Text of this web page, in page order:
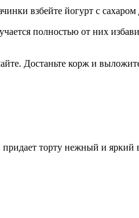
взбейте йогурт с сахаром
полностью от них
Достаньте корж и
торту нежный и яркий